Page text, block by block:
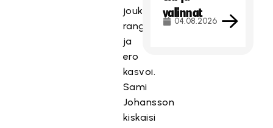
joukkueilta
rangaistuslaukaus,
ja
ero
kasvoi.
Sami
Johansson
kiskaisi
valinnat
04.08.2026